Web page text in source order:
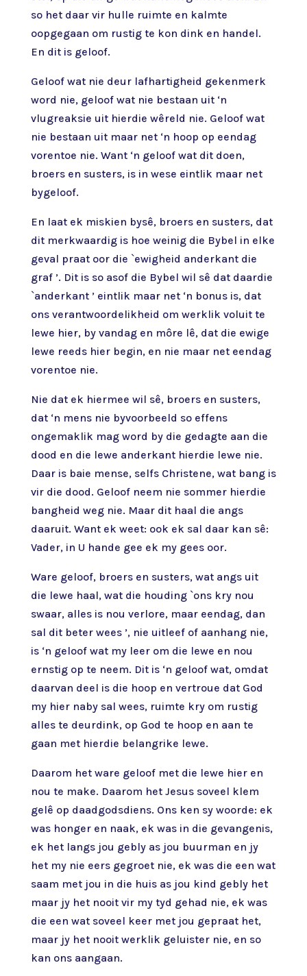
so het daar vir hulle ruimte en kalmte
oopgegaan om rustig te kon dink en handel.
En dit is geloof.
Geloof wat nie deur lafhartigheid gekenmerk
word nie, geloof wat nie bestaan uit ‘n
vlugreaksie uit hierdie wêreld nie. Geloof wat
nie bestaan uit maar net ‘n hoop op eendag
vorentoe nie. Want ‘n geloof wat dit doen,
broers en susters, is in wese eintlik maar net
bygeloof.
En laat ek miskien bysê, broers en susters, dat
dit merkwaardig is hoe weinig die Bybel in elke
geval praat oor die `ewigheid anderkant die
graf ’. Dit is so asof die Bybel wil sê dat daardie
`anderkant ’ eintlik maar net ‘n bonus is, dat
ons verantwoordelikheid om werklik voluit te
lewe hier, by vandag en môre lê, dat die ewige
lewe reeds hier begin, en nie maar net eendag
vorentoe nie.
Nie dat ek hiermee wil sê, broers en susters,
dat ‘n mens nie byvoorbeeld so effens
ongemaklik mag word by die gedagte aan die
dood en die lewe anderkant hierdie lewe nie.
Daar is baie mense, selfs Christene, wat bang is
vir die dood. Geloof neem nie sommer hierdie
bangheid weg nie. Maar dit haal die angs
daaruit. Want ek weet: ook ek sal daar kan sê:
Vader, in U hande gee ek my gees oor.
Ware geloof, broers en susters, wat angs uit
die lewe haal, wat die houding `ons kry nou
swaar, alles is nou verlore, maar eendag, dan
sal dit beter wees ’, nie uitleef of aanhang nie,
is ‘n geloof wat my leer om die lewe en nou
ernstig op te neem. Dit is ‘n geloof wat, omdat
daarvan deel is die hoop en vertroue dat God
my hier naby sal wees, ruimte kry om rustig
alles te deurdink, op God te hoop en aan te
gaan met hierdie belangrike lewe.
Daarom het ware geloof met die lewe hier en
nou te make. Daarom het Jesus soveel klem
gelê op daadgodsdiens. Ons ken sy woorde: ek
was honger en naak, ek was in die gevangenis,
ek het langs jou gebly as jou buurman en jy
het my nie eers gegroet nie, ek was die een wat
saam met jou in die huis as jou kind gebly het
maar jy het nooit vir my tyd gehad nie, ek was
die een wat soveel keer met jou gepraat het,
maar jy het nooit werklik geluister nie, en so
kan ons aangaan.